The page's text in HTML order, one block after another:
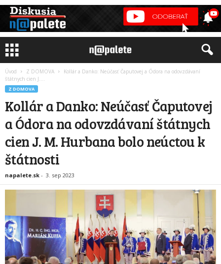
Úvod Z DOMOVA
Kollár a Danko: Neúčasť Čaputovej a Ódora na odovzdávaní
štátnych cien J....
Z DOMOVA
Kollár a Danko: Neúčasť Čaputovej
a Ódora na odovzdávaní štátnych
cien J. M. Hurbana bolo neúctou k
štátnosti
napalete.sk - 3. sep 2023